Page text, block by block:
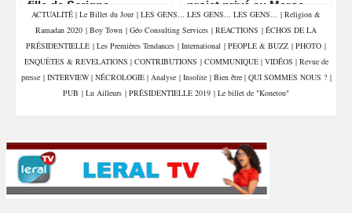
fille de Serigne
Mountakha Mbacké
projet privé au Maroc
ACTUALITÉ | Le Billet du Jour | LES GENS... LES GENS... LES GENS... | Religion &
Ramadan 2020 | Boy Town | Géo Consulting Services | REACTIONS | ÉCHOS DE LA
PRÉSIDENTIELLE | Les Premières Tendances | International | PEOPLE & BUZZ | PHOTO |
ENQUÊTES & REVELATIONS | CONTRIBUTIONS | COMMUNIQUE | VIDÉOS | Revue de
presse | INTERVIEW | NÉCROLOGIE | Analyse | Insolite | Bien être | QUI SOMMES NOUS ? |
PUB | Lu Ailleurs | PRÉSIDENTIELLE 2019 | Le billet de "Konetou"